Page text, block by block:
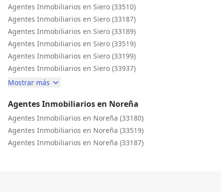
Agentes Inmobiliarios en Siero (33510)
Agentes Inmobiliarios en Siero (33187)
Agentes Inmobiliarios en Siero (33189)
Agentes Inmobiliarios en Siero (33519)
Agentes Inmobiliarios en Siero (33199)
Agentes Inmobiliarios en Siero (33937)
Mostrar más
Agentes Inmobiliarios en Noreña
Agentes Inmobiliarios en Noreña (33180)
Agentes Inmobiliarios en Noreña (33519)
Agentes Inmobiliarios en Noreña (33187)